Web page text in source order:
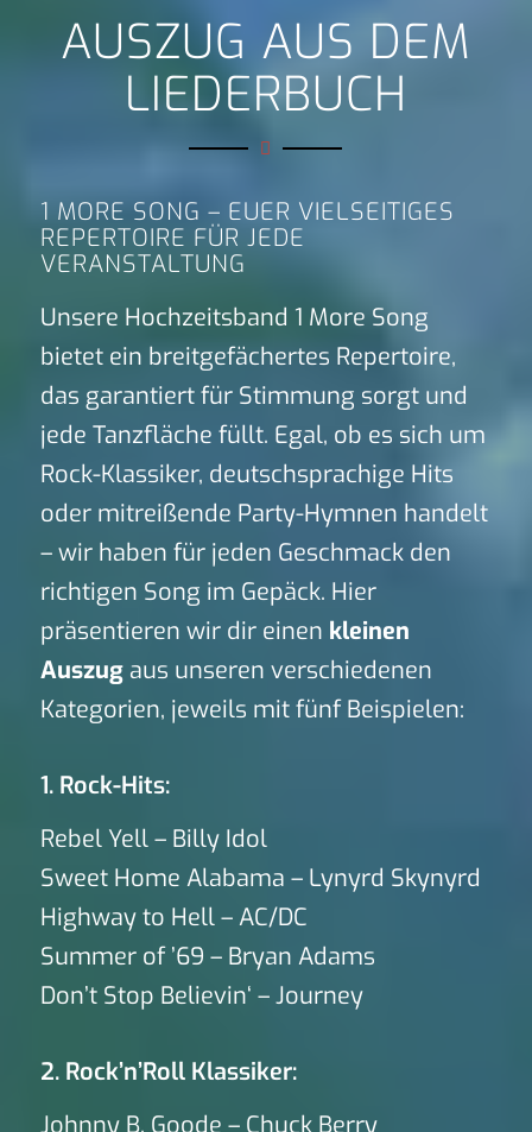
AUSZUG AUS DEM
LIEDERBUCH
1 MORE SONG – EUER VIELSEITIGES
REPERTOIRE FÜR JEDE
VERANSTALTUNG
Unsere Hochzeitsband 1 More Song
bietet ein breitgefächertes Repertoire,
das garantiert für Stimmung sorgt und
jede Tanzfläche füllt. Egal, ob es sich um
Rock-Klassiker, deutschsprachige Hits
oder mitreißende Party-Hymnen handelt
– wir haben für jeden Geschmack den
richtigen Song im Gepäck. Hier
präsentieren wir dir einen kleinen
Auszugaus unseren verschiedenen
Kategorien, jeweils mit fünf Beispielen:
1. Rock-Hits:
Rebel Yell – Billy Idol
Sweet Home Alabama – Lynyrd Skynyrd
Highway to Hell – AC/DC
Summer of ’69 – Bryan Adams
Don’t Stop Believin‘ – Journey
2. Rock’n’Roll Klassiker: